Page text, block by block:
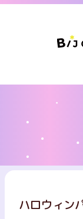
ハロウィン